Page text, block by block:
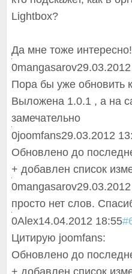
Lightbox?
Да мне тоже
0mangasarov
Пора бы уже обновить
Выложена 1.0.1 , а на
замечательно
0joomfans29.03.2012
Обновлено до
+ добавлен список
0mangasarov
просто нет слов.
0Alex14.04.2012 18:55
Цитирую joomfans:
Обновлено до
+ добавлен список